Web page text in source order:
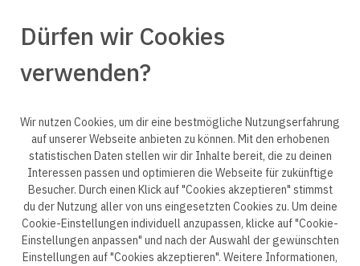
ep life science
Datenschutzerklärung B2B Datenschutzerklärung
Dürfen wir Cookies
verwenden?
Wir nutzen Cookies, um dir eine bestmögliche Nutzungserfahrung
auf unserer Webseite anbieten zu können. Mit den erhobenen
statistischen Daten stellen wir dir Inhalte bereit, die zu deinen
Interessen passen und optimieren die Webseite für zukünftige
Besucher. Durch einen Klick auf "Cookies akzeptieren" stimmst
du der Nutzung aller von uns eingesetzten Cookies zu. Um deine
Cookie-Einstellungen individuell anzupassen, klicke auf "Cookie-
Einstellungen anpassen" und nach der Auswahl der gewünschten
Einstellungen auf "Cookies akzeptieren". Weitere Informationen,